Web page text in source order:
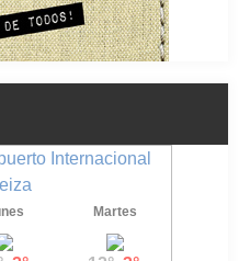
Internacional
Martes